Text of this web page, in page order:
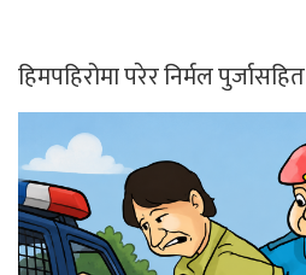
हिमपहिरोमा परेर निर्मल पुर्जासहित